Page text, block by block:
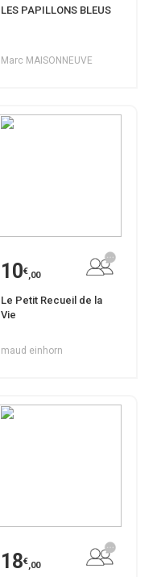
LES PAPILLONS BLEUS
Marc MAISONNEUVE
10€,00
Le Petit Recueil de la
Vie
maud einhorn
18€,00